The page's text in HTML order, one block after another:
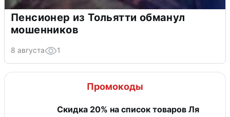
Пенсионер из Тольятти обманул
мошенников
8 августа 1
Промокоды
Скидка 20% на список товаров Ля